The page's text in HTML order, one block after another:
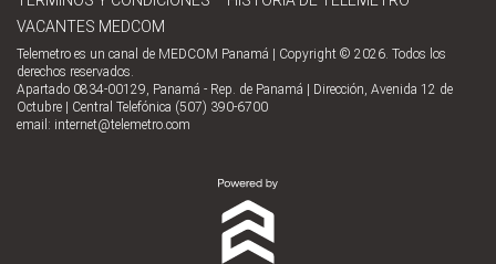
VACANTES MEDCOM
Telemetro es un canal de MEDCOM Panamá | Copyright © 2026. Todos los
derechos reservados.
Apartado 0834-00129, Panamá - Rep. de Panamá | Dirección, Avenida 12 de
Octubre | Central Telefónica (507) 390-6700
email: internet@telemetro.com